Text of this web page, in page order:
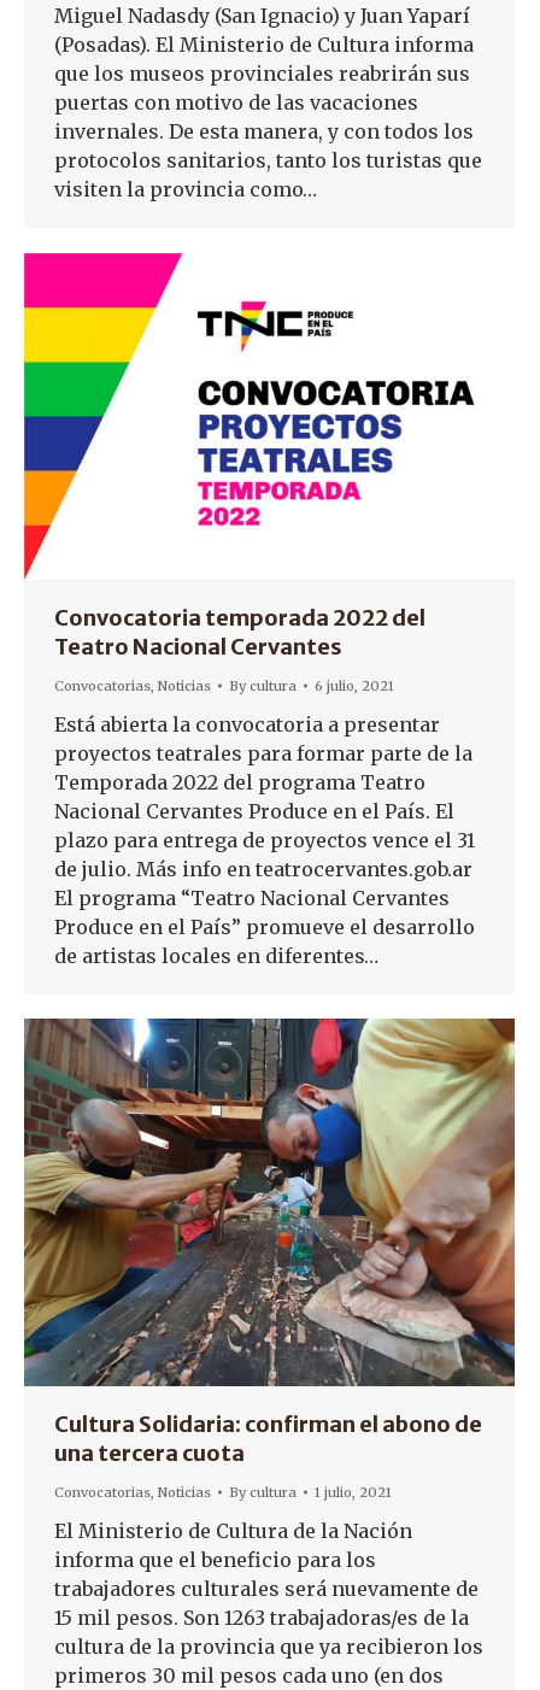
Miguel Nadasdy (San Ignacio) y Juan Yaparí
(Posadas). El Ministerio de Cultura informa
que los museos provinciales reabrirán sus
puertas con motivo de las vacaciones
invernales. De esta manera, y con todos los
protocolos sanitarios, tanto los turistas que
visiten la provincia como…
Convocatoria temporada 2022 del
Teatro Nacional Cervantes
Convocatorias, Noticias Bycultura 6 julio, 2021
Está abierta la convocatoria a presentar
proyectos teatrales para formar parte de la
Temporada 2022 del programa Teatro
Nacional Cervantes Produce en el País. El
plazo para entrega de proyectos vence el 31
de julio. Más info en teatrocervantes.gob.ar
El programa “Teatro Nacional Cervantes
Produce en el País” promueve el desarrollo
de artistas locales en diferentes…
Cultura Solidaria: confirman el abono de
una tercera cuota
Convocatorias, Noticias Bycultura 1 julio, 2021
El Ministerio de Cultura de la Nación
informa que el beneficio para los
trabajadores culturales será nuevamente de
15 mil pesos. Son 1263 trabajadoras/es de la
cultura de la provincia que ya recibieron los
primeros 30 mil pesos cada uno (en dos